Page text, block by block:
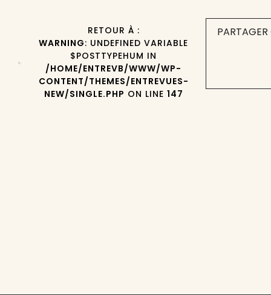
RETOUR À :
WARNING: UNDEFINED VARIABLE
$POSTTYPEHUM IN
/HOME/ENTREVB/WWW/WP-
CONTENT/THEMES/ENTREVUES-
NEW/SINGLE.PHP ON LINE 147